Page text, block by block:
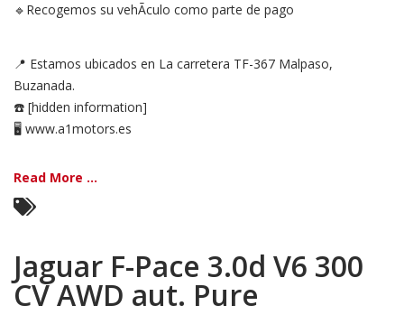
🔹Recogemos su vehÃ­culo como parte de pago
📍 Estamos ubicados en La carretera TF-367 Malpaso,
Buzanada.
☎️ [hidden information]
🖥️ www.a1motors.es
Read More ...
Jaguar F-Pace 3.0d V6 300
CV AWD aut. Pure